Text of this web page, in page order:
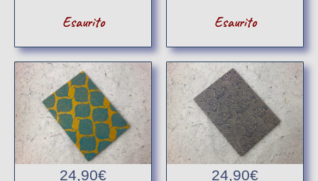
Esaurito Esaurito
24,90€ 24,90€